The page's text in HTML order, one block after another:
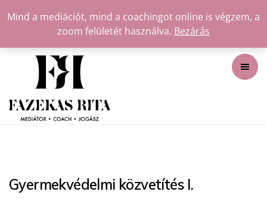
Mind a mediációt, mind a coachingot online is végzem, a
zoom felületét használva. Bezárás
Gyermekvédelmi közvetítés I.